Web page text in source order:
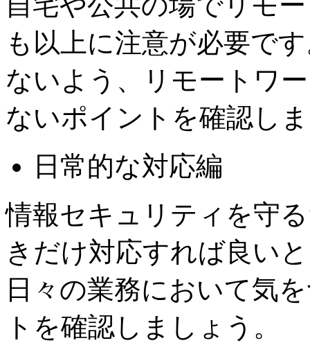
も以上に注意が必要で
ないよう、リモートワ
ないポイントを確認し
日常的な対応編
情報セキュリティを守
きだけ対応すれば良い
日々の業務において気
トを確認しましょう。